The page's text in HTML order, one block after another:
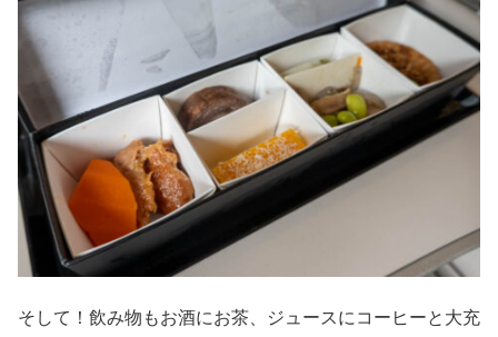
そして！飲み物もお酒にお茶、ジュースにコーヒーと大充